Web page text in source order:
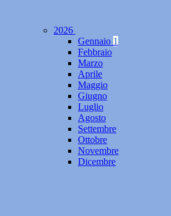
2026
Gennaio 1
Febbraio
Marzo
Aprile
Maggio
Giugno
Luglio
Agosto
Settembre
Ottobre
Novembre
Dicembre